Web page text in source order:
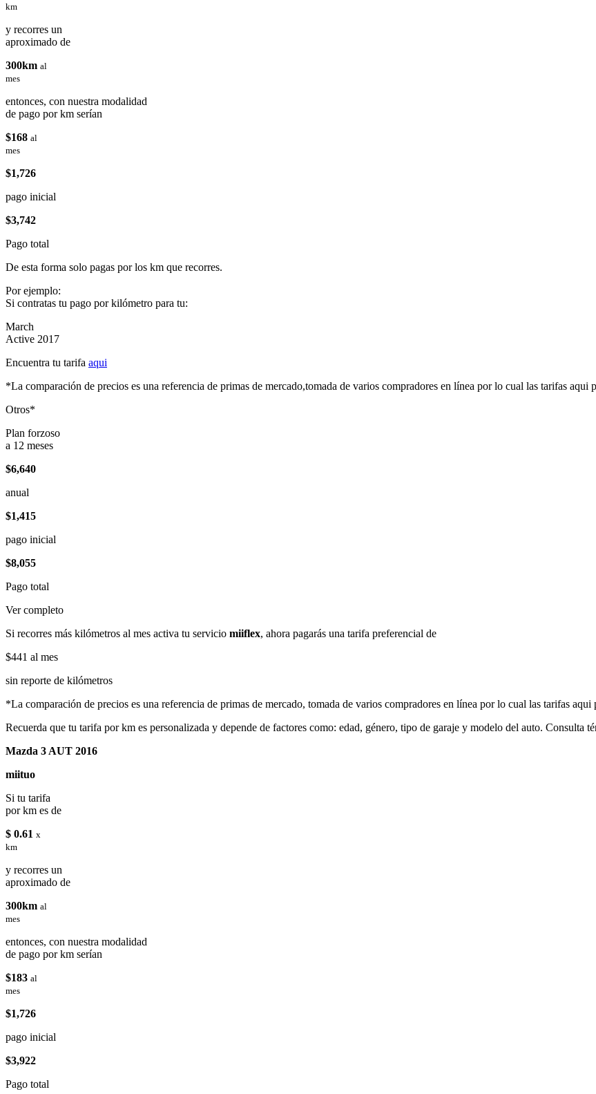
km
y recorres un
aproximado de
300km al
mes
entonces, con nuestra modalidad
de pago por km serían
$168 al
mes
$1,726
pago inicial
$3,742
Pago total
De esta forma solo pagas por los km que recorres.
Por ejemplo:
Si contratas tu pago por kilómetro para tu:
March
Active 2017
Encuentra tu tarifa aqui
*La comparación de precios es una referencia de primas de mercado,tomada de varios compradores en línea por lo cual las tarifas aqui
Otros*
Plan forzoso
a 12 meses
$6,640
anual
$1,415
pago inicial
$8,055
Pago total
Ver completo
Si recorres más kilómetros al mes activa tu servicio miiflex, ahora pagarás una tarifa preferencial de
$441 al mes
sin reporte de kilómetros
*La comparación de precios es una referencia de primas de mercado, tomada de varios compradores en línea por lo cual las tarifas aqui
Recuerda que tu tarifa por km es personalizada y depende de factores como: edad, género, tipo de garaje y modelo del auto. Consulta
Mazda 3 AUT 2016
miituo
Si tu tarifa
por km es de
$ 0.61 x
km
y recorres un
aproximado de
300km al
mes
entonces, con nuestra modalidad
de pago por km serían
$183 al
mes
$1,726
pago inicial
$3,922
Pago total